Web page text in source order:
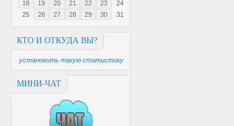
18
19 20 21 22 23
24
25
26 27 28 29 30 31
КТО И ОТКУДА ВЫ?
установить такую статистику
МИНИ-ЧАТ